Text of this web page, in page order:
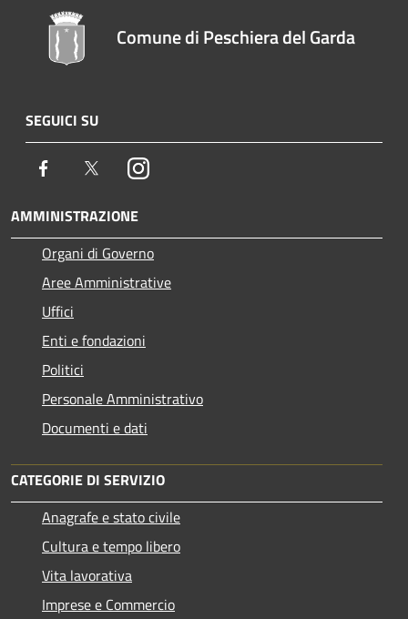
Comune di Peschiera del Garda
SEGUICI SU
Facebook TwitterInstagram
AMMINISTRAZIONE
Organi di Governo
Aree Amministrative
Uffici
Enti e fondazioni
Politici
Personale Amministrativo
Documenti e dati
CATEGORIE DI SERVIZIO
Anagrafe e stato civile
Cultura e tempo libero
Vita lavorativa
Imprese e Commercio